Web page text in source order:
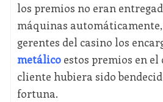
los premios no eran
máquinas
gerentes del casino los
metálicoestos premios en el
cliente hubiera sido
fortuna.